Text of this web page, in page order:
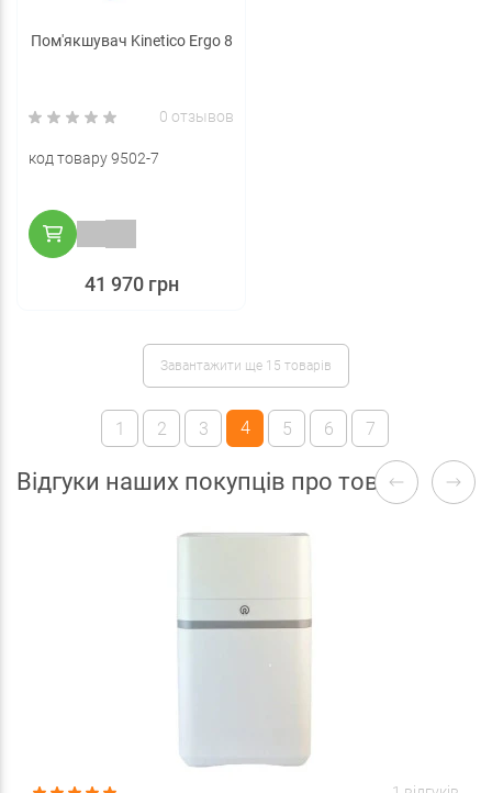
Пом'якшувач Kinetico Ergo 8
0 отзывов
код товару 9502-7
41 970 грн
Завантажити ще 15 товарів
1 2 3 4 5 6 7
Відгуки наших покупців про товари